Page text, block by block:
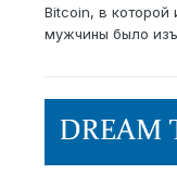
Bitcoin, в которой
мужчины было